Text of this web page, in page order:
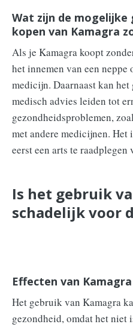
Wat zijn de mogelijke
kopen van Kamagra
Als je Kamagra koopt
het innemen van een
medicijn. Daarnaast kan
medisch advies leiden tot
gezondheidsproblemen,
met andere medicijnen.
eerst een arts te
Is het gebruik
schadelijk voor
Effecten van
Het gebruik van Kamagra
gezondheid, omdat het niet